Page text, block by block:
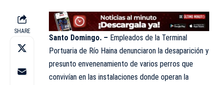
SHARE
Santo Domingo. – Empleados de la Terminal
Portuaria de Río Haina denunciaron la desaparición y
presunto envenenamiento de varios perros que
convivían en las instalaciones donde operan la